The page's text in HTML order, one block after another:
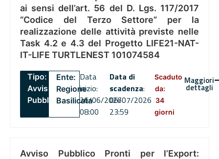
ai sensi dell’art. 56 del D. Lgs. 117/2017
“Codice del Terzo Settore” per la
realizzazione delle attività previste nelle
Task 4.2 e 4.3 del Progetto LIFE21-NAT-
IT-LIFE TURTLENEST 101074584
Tipo:
Avviso
Pubblico
Ente:
Regione
Basilicata
Data
inizio:
26/06/2026
08:00
Data di
scadenza:
06/07/2026
23:59
Scaduto
da:
34
giorni
Maggiori
dettagli
Avviso Pubblico Pronti per l’Export: